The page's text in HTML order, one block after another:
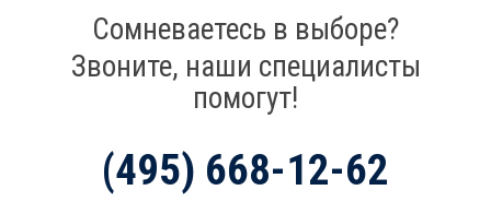
Сомневаетесь в выборе?
Звоните, наши специалисты
помогут!
(495) 668-12-62